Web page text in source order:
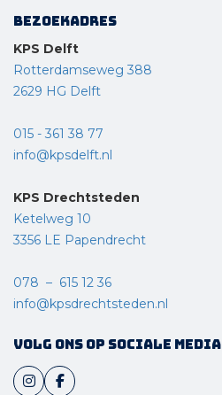
Bezoekadres
KPS Delft
Rotterdamseweg 388
2629 HG Delft
015 - 361 38 77
info@kpsdelft.nl
KPS Drechtsteden
Ketelweg 10
3356 LE Papendrecht
078 – 615 12 36
info@kpsdrechtsteden.nl
Volg ons op sociale media